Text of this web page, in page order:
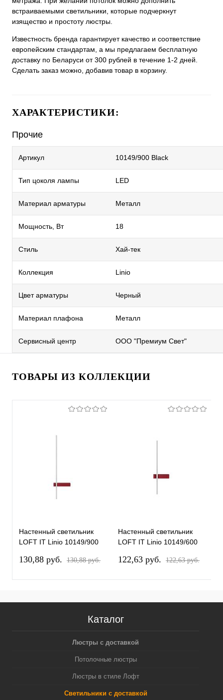
встраиваемыми светильники, которые подчеркнут
изящество и простоту люстры.
Известность бренда гарантирует качество и соответствие
европейским стандартам, а мы предлагаем бесплатную
доставку по Беларуси от 300 рублей в течение 1-2 дней.
Сделать заказ можно, добавив товар в корзину.
ХАРАКТЕРИСТИКИ:
Прочие
Артикул 10149/900 Black
Тип цоколя лампы LED
Материал арматуры Металл
Мощность, Вт 18
Стиль Хай-тек
Коллекция Linio
Цвет арматуры Черный
Материал плафона Металл
Сервисный центр ООО "Премиум Свет"
ТОВАРЫ ИЗ КОЛЛЕКЦИИ
Настенный светильник
LOFT IT Linio 10149/900
130,88 pуб. 130,88 pуб.
Настенный светильник
LOFT IT Linio 10149/600
122,63 pуб. 122,63 pуб.
Каталог
Люстры с доставкой
Потолочные люстры
Люстры в стиле Лофт
Светильники с доставкой